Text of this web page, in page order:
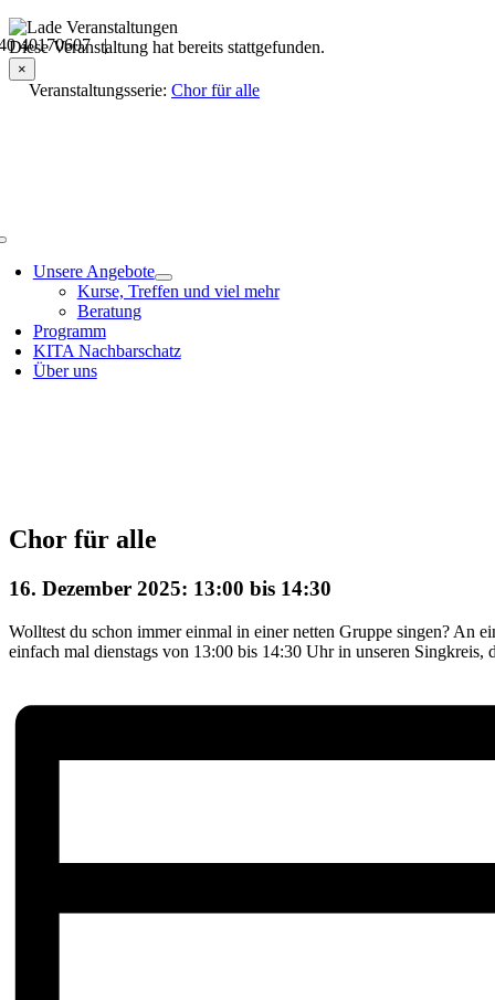
Skip
to
content
40170607 |
Unsere Angebote
Kurse, Treffen und viel mehr
Beratung
Programm
KITA Nachbarschatz
Über uns
Veranstaltungsdetails
Diese Veranstaltung hat bereits stattgefunden.
×
Veranstaltungsserie: Chor für alle
Chor für alle
16. Dezember 2025: 13:00 bis 14:30
Wolltest du schon immer einmal in einer netten Gruppe singen? An
einfach mal dienstags von 13:00 bis 14:30 Uhr in unseren